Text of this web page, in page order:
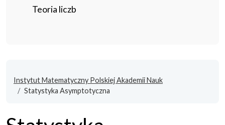
Teoria liczb
Instytut Matematyczny Polskiej Akademii Nauk
Statystyka Asymptotyczna